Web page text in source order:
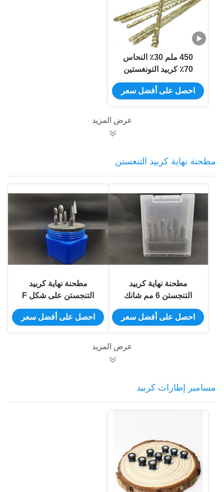
450 ملم 30٪ النحاس
70٪ كربيد التونغستين
القضبان المركبة للنفط
السطحي
احصل على أفضل سعر
عرض المزيد
مطحنة نهاية كربيد التنغستن
مطحنة نهاية كربيد
التنجستن 6 مم شانك
YG10X
احصل على أفضل سعر
مطحنة نهاية كربيد
التنجستن على شكل F
YG6 لطاحونة القالب
احصل على أفضل سعر
عرض المزيد
مسامير إطارات كربيد